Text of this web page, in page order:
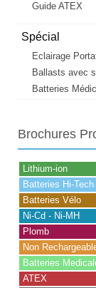
Guide ATEX
Spécial
Eclairage
Ballasts avec
Batteries
Brochures
Lithium-ion
Batteries Hi-Tech
Batteries Vélo
Ni-Cd - Ni-MH
Plomb
Non
Batteries
ATEX